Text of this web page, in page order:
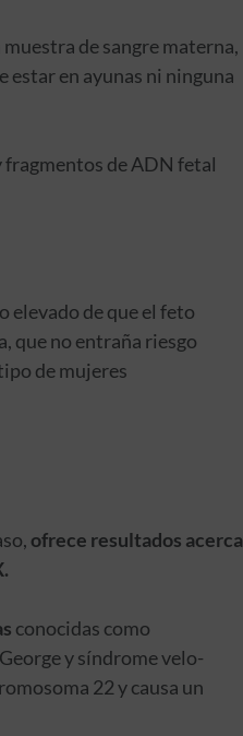
de sangre materna,
estar en ayunas ni ninguna
fragmentos de ADN fetal
elevado de que el feto
que no entraña riesgo
de mujeres
ofrece resultados acerca
conocidas como
y síndrome velo-
22 y causa un